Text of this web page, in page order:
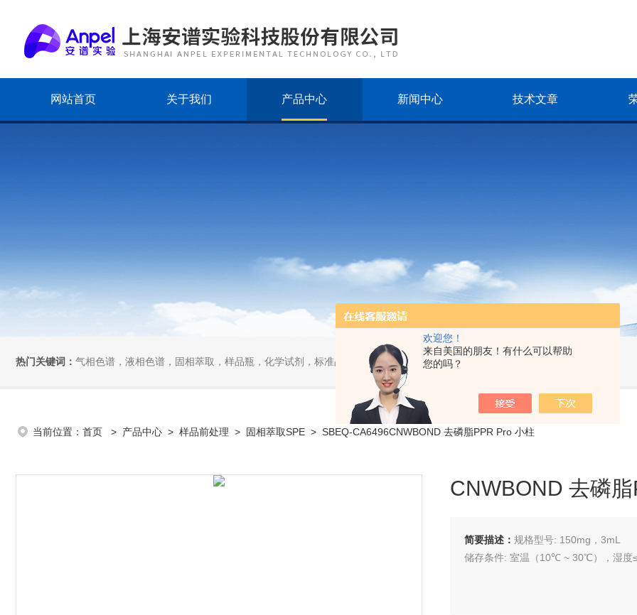
欢迎您！
来自美国的朋友！有什么可以帮助
您的吗？
网站首页 关于我们 产品中心 新闻中心 技术文章
热门关键词： 气相色谱，液相色谱，固相萃取，样品瓶，化学试剂，标准品，小型仪器
当前位置： 首页 > 产品中心 > 样品前处理 > 固相萃取SPE > SBEQ-CA6496CNWBOND 去磷脂PPR Pro 小柱
CNWBOND 去磷
简要描述： 规格型号: 150mg，3mL
储存条件: 室温（10℃ ~ 30℃），湿度